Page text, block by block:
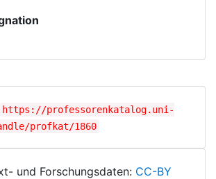
https://professorenkatalog.uni-
profkat/1860
und Forschungsdaten: CC-BY